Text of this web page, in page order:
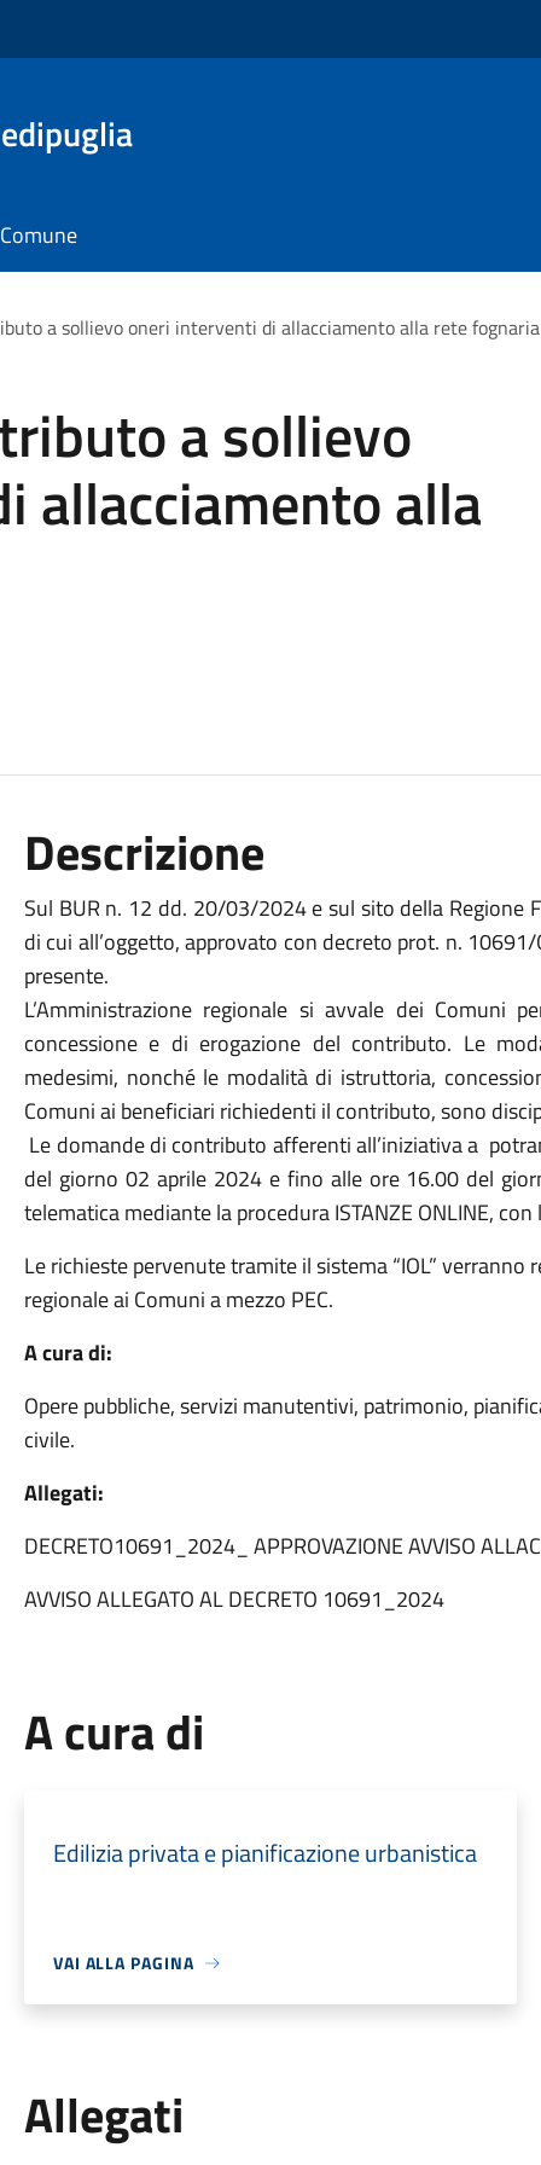
a sollievo oneri interventi di allacciamento alla rete
a sollievo
allacciamento alla
Descrizione
Sul BUR n. 12 dd. 20/03/2024 e sul sito della Regione
di cui all’oggetto, approvato con decreto prot. n.
presente.
L’Amministrazione regionale si avvale dei Comuni
concessione e di erogazione del contributo. Le
medesimi, nonché le modalità di istruttoria,
Comuni ai beneficiari richiedenti il contributo, sono
Le domande di contributo afferenti all’iniziativa a
del giorno 02 aprile 2024 e fino alle ore 16.00 del
telematica mediante la procedura ISTANZE ONLINE,
Le richieste pervenute tramite il sistema “IOL”
regionale ai Comuni a mezzo PEC.
A cura di:
Opere pubbliche, servizi manutentivi, patrimonio,
civile.
Allegati:
DECRETO10691_2024_ APPROVAZIONE AVVISO
AVVISO ALLEGATO AL DECRETO 10691_2024
A cura di
Edilizia privata e pianificazione urbanistica
VAI ALLA PAGINA
Allegati